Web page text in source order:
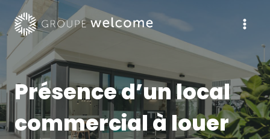
content
Présence d’un local
commercial à louer